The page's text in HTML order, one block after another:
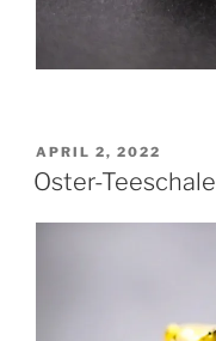
VERÖFFENTLICHT
AM
APRIL 2, 2022
Oster-Teeschale